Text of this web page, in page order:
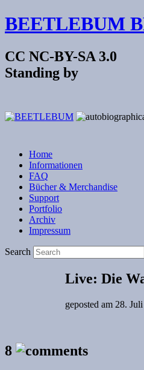
BEETLEBUM
CC NC-BY-SA 3.0
Standing by
Home
Informationen
FAQ
Bücher & Merchandise
Support
Portfolio
Archiv
Impressum
Search
Live: Die
geposted am 28.
8